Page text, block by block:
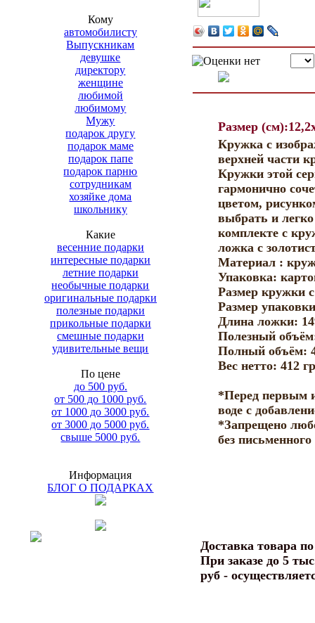
Кому
автомобилисту
Выпускникам
девушке
директору
женщине
любимой
любимому
Мужу
подарок другу
подарок маме
подарок папе
подарок парню
сотрудникам
хозяйке дома
школьнику
Какие
весенние подарки
интересные подарки
летние подарки
необычные подарки
оригинальные подарки
полезные подарки
прикольные подарки
смешные подарки
удивительные вещи
По цене
до 500 руб.
от 500 до 1000 руб.
от 1000 до 3000 руб.
от 3000 до 5000 руб.
свыше 5000 руб.
Информация
БЛОГ О ПОДАРКАХ
Размер
Кружка с
верхней части
Кружки этой
гармонично
цветом,
выбрать и
комплекте с
ложка с
Материал :
Упаковка:
Размер кружки
Размер
Длина ложки:
Полезный
Полный объём:
Вес нетто: 412
*Перед первым
воде с
*Запрещено
без
Доставка товара
При заказе до 5
руб -